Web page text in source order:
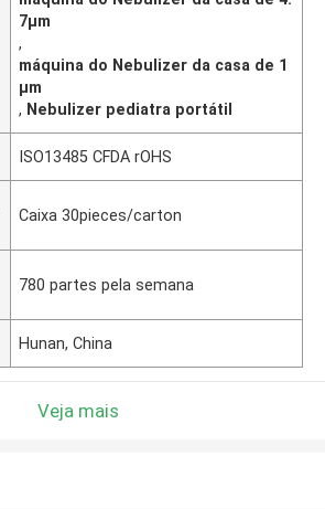
7μm
,
máquina do Nebulizer da casa de 1
μm
, Nebulizer pediatra portátil
ISO13485 CFDA rOHS
Caixa 30pieces/carton
780 partes pela semana
Hunan, China
Veja mais